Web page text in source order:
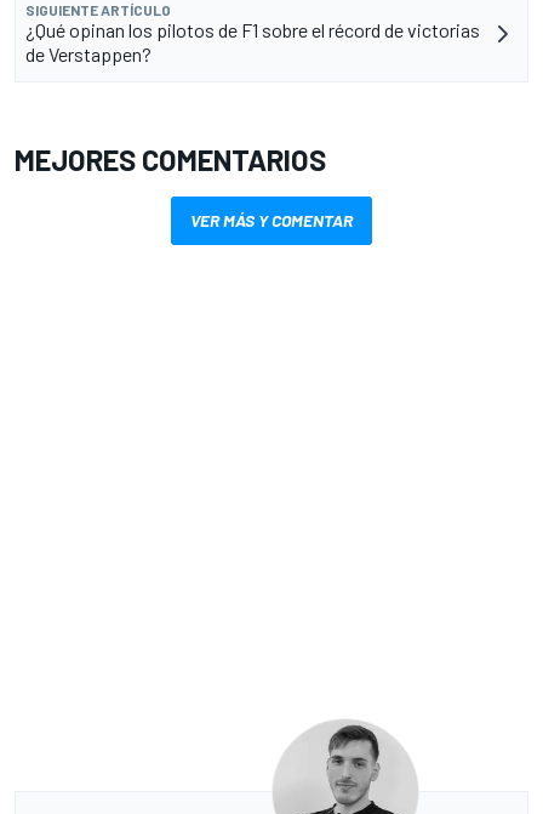
SIGUIENTE ARTÍCULO
¿Qué opinan los pilotos de F1 sobre el récord de victorias
de Verstappen?
MEJORES COMENTARIOS
VER MÁS Y COMENTAR